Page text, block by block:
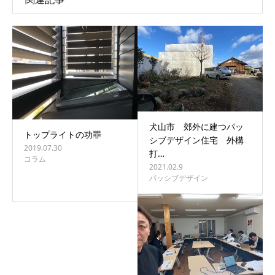
トップライトの功罪
2019.07.30
コラム
犬山市 郊外に建つパッ
シブデザイン住宅 外構
打…
2021.02.9
パッシブデザイン